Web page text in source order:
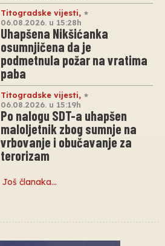
Titogradske vijesti,
06.08.2026. u 15:28h
Uhapšena Nikšićanka
osumnjičena da je
podmetnula požar na vratima
paba
Titogradske vijesti,
06.08.2026. u 15:19h
Po nalogu SDT-a uhapšen
maloljetnik zbog sumnje na
vrbovanje i obučavanje za
terorizam
Još članaka…